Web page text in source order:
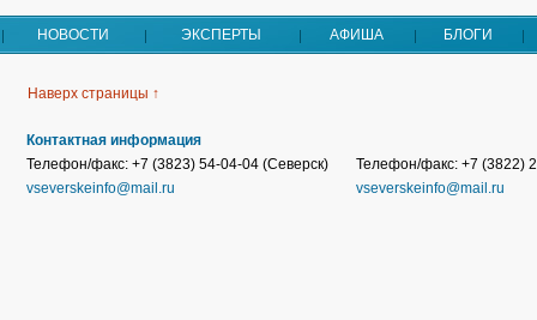
НОВОСТИ ЭКСПЕРТЫ АФИША БЛОГИ
Наверх страницы ↑
Контактная информация
Телефон/факс: +7 (3823) 54-04-04 (Северск)
vseverskeinfo@mail.ru
Телефон/факс: +7 (3822)
vseverskeinfo@mail.ru